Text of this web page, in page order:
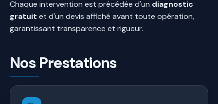
Chaque intervention est précédée d'un diagnostic
gratuit et d'un devis affiché avant toute opération,
garantissant transparence et rigueur.
Nos Prestations